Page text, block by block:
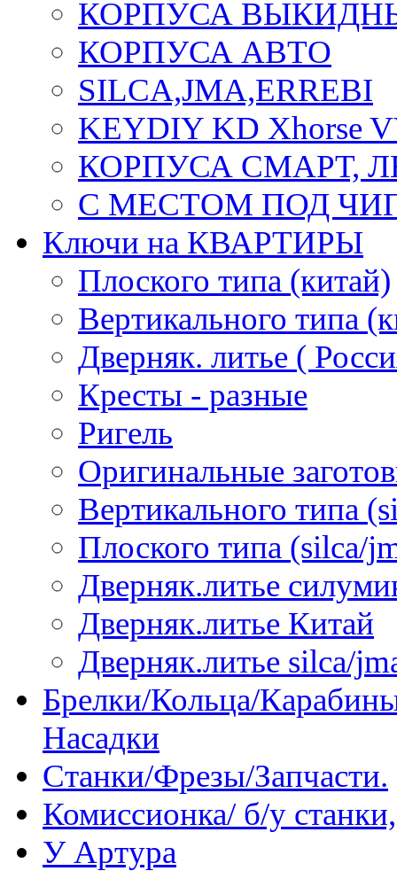
КОРПУСА
КОРПУСА АВТО
SILCA,JMA,ERREBI
KEYDIY KD Xhorse
КОРПУСА СМАРТ,
С МЕСТОМ ПОД
Ключи на КВАРТИРЫ
Плоского типа (китай)
Вертикального типа
Дверняк. литье (
Кресты - разные
Ригель
Оригинальные
Вертикального типа
Плоского типа (silca/
Дверняк.литье
Дверняк.литье Китай
Дверняк.литье silca/
Брелки/Кольца/
Насадки
Станки/Фрезы/Запчасти.
Комиссионка/ б/у
У Артура